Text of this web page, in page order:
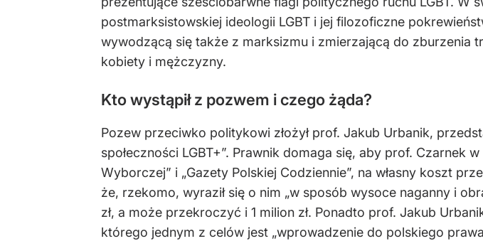
postmarksistowskiej ideologii LGBT i jej filozoficzne
wywodzącą się także z marksizmu i zmierzającą do zburzenia
kobiety i mężczyzny.
Kto wystąpił z pozwem i czego żąda?
Pozew przeciwko politykowi złożył prof. Jakub Urbanik,
społeczności LGBT+”. Prawnik domaga się, aby prof. Czarnek
Wyborczej” i „Gazety Polskiej Codziennie”, na własny koszt
że, rzekomo, wyraził się o nim „w sposób wysoce naganny i
zł, a może przekroczyć i 1 milion zł. Ponadto prof. Jakub
którego jednym z celów jest „wprowadzenie do polskiego